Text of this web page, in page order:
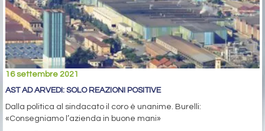
16 settembre 2021
AST AD ARVEDI: SOLO REAZIONI POSITIVE
Dalla politica al sindacato il coro è unanime. Burelli:
«Consegniamo l’azienda in buone mani»